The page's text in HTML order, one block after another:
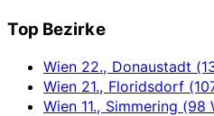
Top Bezirke
Wien 22., Donaustadt
Wien 21., Floridsdorf
Wien 11., Simmering (98